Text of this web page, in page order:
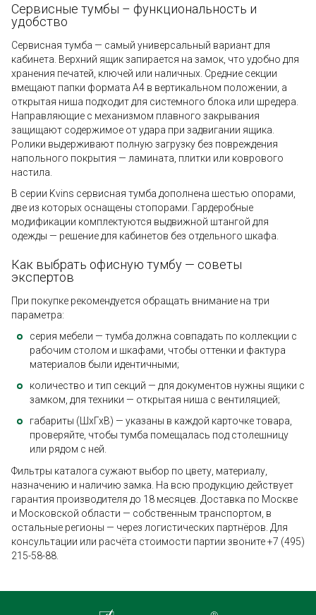
Сервисные тумбы – функциональность и
удобство
Сервисная тумба — самый универсальный вариант для
кабинета. Верхний ящик запирается на замок, что удобно для
хранения печатей, ключей или наличных. Средние секции
вмещают папки формата А4 в вертикальном положении, а
открытая ниша подходит для системного блока или шредера.
Направляющие с механизмом плавного закрывания
защищают содержимое от удара при задвигании ящика.
Ролики выдерживают полную загрузку без повреждения
напольного покрытия — ламината, плитки или коврового
настила.
В серии Kvins сервисная тумба дополнена шестью опорами,
две из которых оснащены стопорами. Гардеробные
модификации комплектуются выдвижной штангой для
одежды — решение для кабинетов без отдельного шкафа.
Как выбрать офисную тумбу — советы
экспертов
При покупке рекомендуется обращать внимание на три
параметра:
серия мебели — тумба должна совпадать по коллекции с
рабочим столом и шкафами, чтобы оттенки и фактура
материалов были идентичными;
количество и тип секций — для документов нужны ящики с
замком, для техники — открытая ниша с вентиляцией;
габариты (ШхГхВ) — указаны в каждой карточке товара,
проверяйте, чтобы тумба помещалась под столешницу
или рядом с ней.
Фильтры каталога сужают выбор по цвету, материалу,
назначению и наличию замка. На всю продукцию действует
гарантия производителя до 18 месяцев. Доставка по Москве
и Московской области — собственным транспортом, в
остальные регионы — через логистических партнёров. Для
консультации или расчёта стоимости партии звоните +7 (495)
215-58-88.